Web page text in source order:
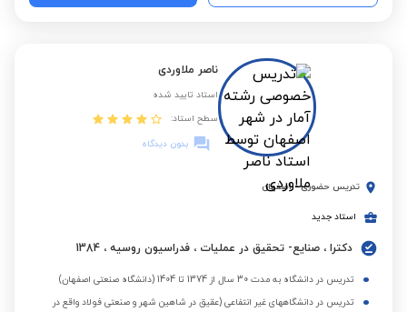
ناصر ملاوردی
استاد تایید شده
سطح استاد:
بدون دیدگاه
تدریس حضوری - اصفهان
استاد جدید
دکترا ، صنایع- تحقیق در عملیات ، فدراسیون روسیه ، 1384
تدریس در دانشگاه به مدت 30 سال از 1374 تا 1404 (دانشگاه صنعتی اصفهان)
تدریس در دانشگاههای غیر انتفاعی (عقیق در شاهین شهر و صنعتی فولاد واقع در